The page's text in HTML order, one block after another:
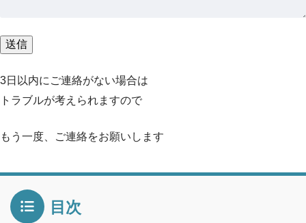
3日以内にご連絡がない場合は
トラブルが考えられますので
もう一度、ご連絡をお願いします
目次